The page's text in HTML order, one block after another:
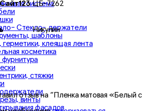
система
Стекло- держатели
шаблоны
герметики, клеящая лента
косметика
стяжки
винты
фасадов
ЦБ-7262
Никулин
отзыв на “Пленка матовая «Белый